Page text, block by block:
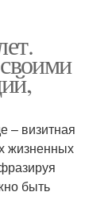
– визитная
жизненных
быть